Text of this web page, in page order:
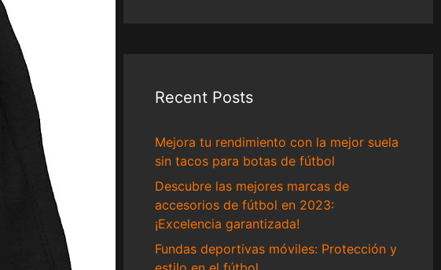
Recent Posts
Mejora tu rendimiento con la mejor suela
sin tacos para botas de fútbol
Descubre las mejores marcas de
accesorios de fútbol en 2023:
¡Excelencia garantizada!
Fundas deportivas móviles: Protección y